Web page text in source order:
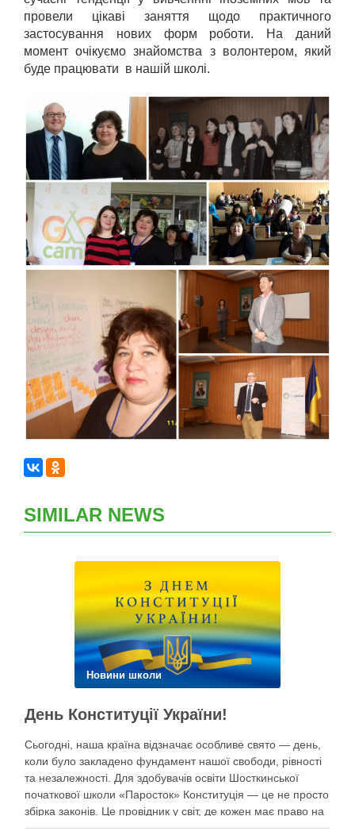
провели цікаві заняття щодо практичного
застосування нових форм роботи. На даний
момент очікуємо знайомства з волонтером, який
буде працювати в нашій школі.
SIMILAR NEWS
Новини школи
День Конституції України!
Сьогодні, наша країна відзначає особливе свято — день,
коли було закладено фундамент нашої свободи, рівності
та незалежності. Для здобувачів освіти Шосткинської
початкової школи «Паросток» Конституція — це не просто
збірка законів. Це провідник у світ, де кожен має право на
щасливе дитинство, освіту, безпеку та мрії під мирним